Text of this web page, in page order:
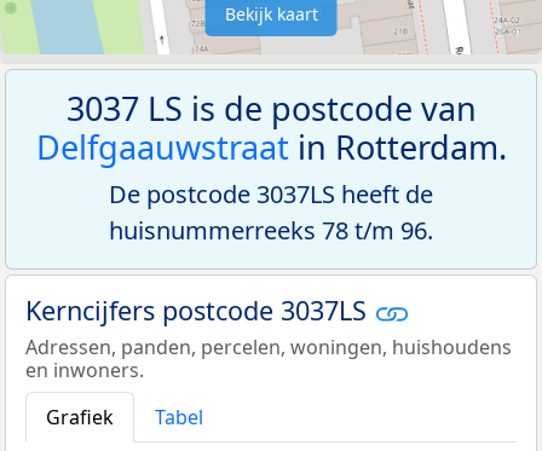
Bekijk kaart
3037 LS is de postcode van
Delfgaauwstraatin Rotterdam.
De postcode 3037LS heeft de
huisnummerreeks 78 t/m 96.
Kerncijfers postcode 3037LS
Adressen, panden, percelen, woningen, huishoudens
en inwoners.
Grafiek
Tabel